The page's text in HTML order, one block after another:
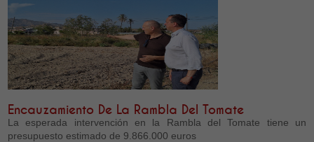
Encauzamiento De La Rambla Del Tomate
La esperada intervención en la Rambla del Tomate tiene un
presupuesto estimado de 9.866.000 euros